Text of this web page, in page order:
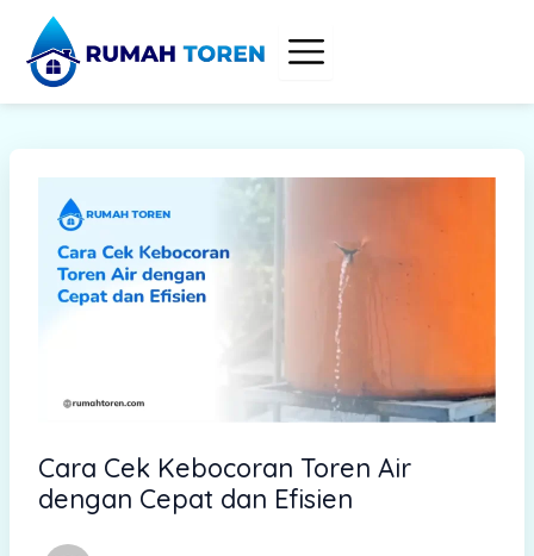
content
Cara Cek Kebocoran Toren Air
dengan Cepat dan Efisien
e
a
r
c